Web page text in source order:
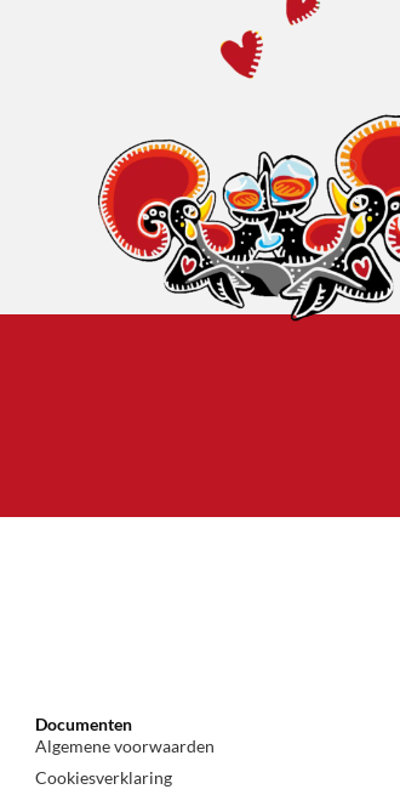
Documenten
Algemene voorwaarden
Cookiesverklaring